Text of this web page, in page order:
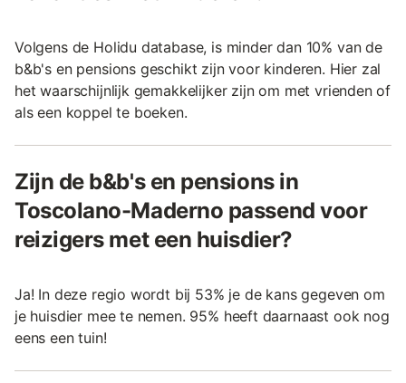
Volgens de Holidu database, is minder dan 10% van de
b&b's en pensions geschikt zijn voor kinderen. Hier zal
het waarschijnlijk gemakkelijker zijn om met vrienden of
als een koppel te boeken.
Zijn de b&b's en pensions in
Toscolano-Maderno passend voor
reizigers met een huisdier?
Ja! In deze regio wordt bij 53% je de kans gegeven om
je huisdier mee te nemen. 95% heeft daarnaast ook nog
eens een tuin!